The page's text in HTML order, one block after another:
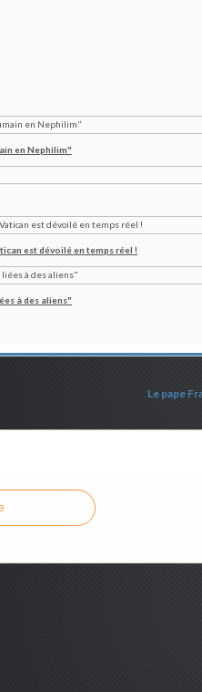
en Nephilim"
est dévoilé en temps réel !
à des aliens"
Le pape